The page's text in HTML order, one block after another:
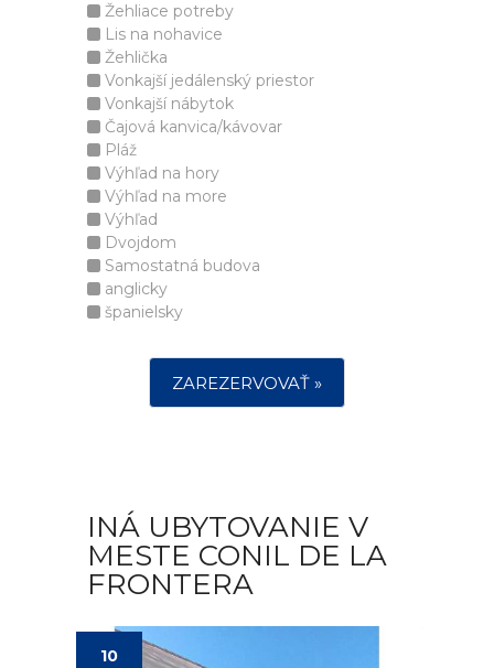
Žehliace potreby
Lis na nohavice
Žehlička
Vonkajší jedálenský priestor
Vonkajší nábytok
Čajová kanvica/kávovar
Pláž
Výhľad na hory
Výhľad na more
Výhľad
Dvojdom
Samostatná budova
anglicky
španielsky
ZAREZERVOVAŤ »
INÁ UBYTOVANIE V
MESTE CONIL DE LA
FRONTERA
10